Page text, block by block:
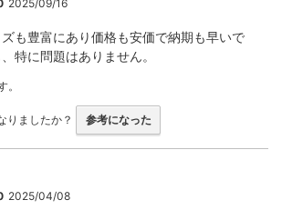
5
2025/09/16
も豊富にあり価格も安価で納期も早いで
特に問題はありません。
りましたか？ 参考になった
5
2025/04/08